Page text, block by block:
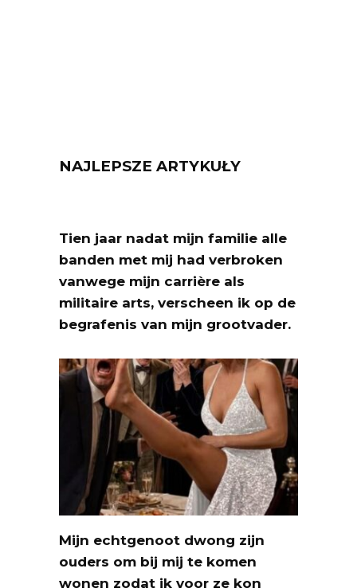
NAJLEPSZE ARTYKUŁY
Tien jaar nadat mijn familie alle
banden met mij had verbroken
vanwege mijn carrière als
militaire arts, verscheen ik op de
begrafenis van mijn grootvader.
Mijn echtgenoot dwong zijn
ouders om bij mij te komen
wonen zodat ik voor ze kon